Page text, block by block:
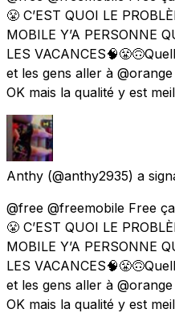
😤 C’EST QUOI LE
MOBILE Y’A PERSONNE
LES
et les gens aller à
OK mais la qualité y est
Anthy (@anthy2935) a
@free @freemobile Free
😤 C’EST QUOI LE
MOBILE Y’A PERSONNE
LES
et les gens aller à
OK mais la qualité y est